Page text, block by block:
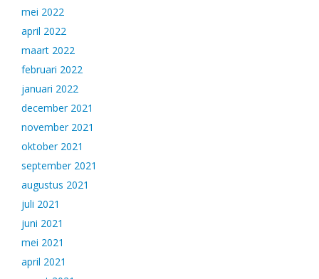
mei 2022
april 2022
maart 2022
februari 2022
januari 2022
december 2021
november 2021
oktober 2021
september 2021
augustus 2021
juli 2021
juni 2021
mei 2021
april 2021